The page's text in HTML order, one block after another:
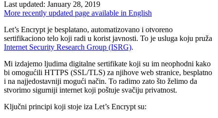
Last updated: January 28, 2019
More recently updated page available in English
Let’s Encrypt je besplatano, automatizovano i otvoreno
sertifikaciono telo koji radi u korist javnosti. To je usluga koju pruža
Internet Security Research Group (ISRG).
Mi izdajemo ljudima digitalne sertifikate koji su im neophodni kako
bi omogućili HTTPS (SSL/TLS) za njihove web stranice, besplatno
i na najjedostavniji mogući način. To radimo zato što želimo da
stvorimo sigurniji internet koji poštuje svačiju privatnost.
Ključni principi koji stoje iza Let’s Encrypt su: